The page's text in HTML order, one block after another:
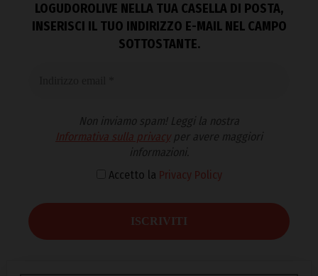
LOGUDOROLIVE NELLA TUA CASELLA DI POSTA,
INSERISCI IL TUO INDIRIZZO E-MAIL NEL CAMPO
SOTTOSTANTE.
Non inviamo spam! Leggi la nostra
Informativa sulla privacyper avere maggiori
informazioni.
Accetto la Privacy Policy